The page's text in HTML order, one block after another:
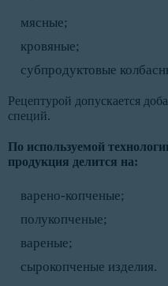
мясные;
кровяные;
субпродуктовые
Рецептурой допускается
специй.
По используемой
продукция делится на:
варено-копченые;
полукопченые;
вареные;
сырокопченые изделия.